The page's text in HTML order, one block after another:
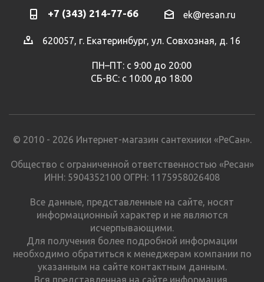
+7 (343) 214-77-66 ek@resan.ru
620057, г. Екатеринбург, ул. Совхозная, д. 16
ПН–ПТ: с 9:00 до 20:00
СБ-ВС: с 10:00 до 18:00
© 2010 - 2026 Интернет-магазин сантехники «РеСан».
Общество с ограниченной ответственностью «Ресан»
ИНН: 5904352100 ОГРН: 1175958026408
Все данные, представленные на сайте, носят
информационный характер и не являются
исчерпывающими.
Для получения более подробной информации
необходимо обратиться к менеджерам компании по
указанным на сайте контактным данным.
Вся представленная на сайте информация,